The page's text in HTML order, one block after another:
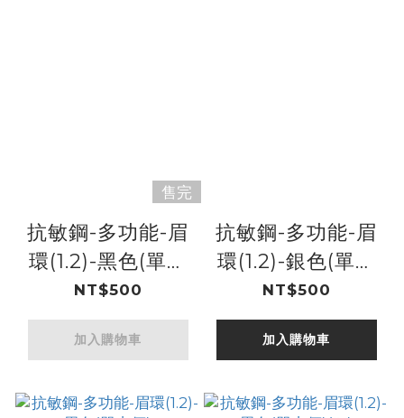
售完
抗敏鋼-多功能-眉
環(1.2)-黑色(單支
價)(IA)
NT$500
加入購物車
抗敏鋼-多功能-眉
環(1.2)-銀色(單支
價)(IA)
NT$500
加入購物車